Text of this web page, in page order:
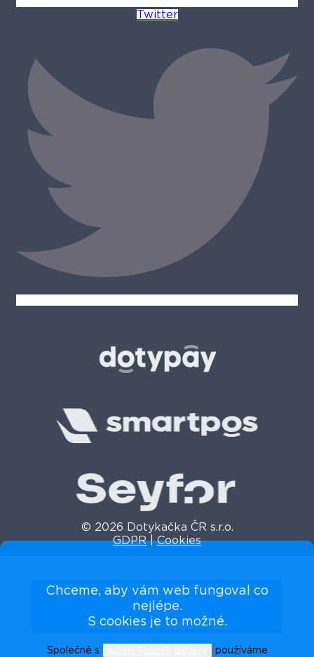
Twitter
© 2026 Dotykačka ČR s.r.o.
GDPR|Cookies
Chceme, aby vám web fungoval co
nejlépe.
S cookies je to možné.
Společně s
používáme